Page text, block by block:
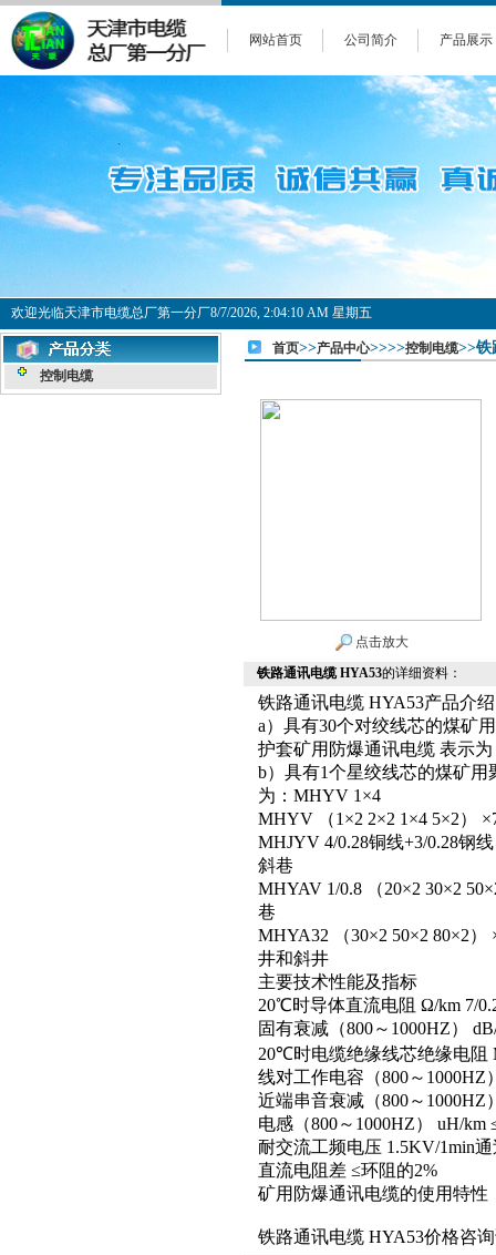
网站首页 公司简介 产品展示
欢迎光临天津市电缆总厂第一分厂8/7/2026, 2:04:10 AM 星期五
控制电缆
首页>>产品中心>>>>控制电缆>>铁
点击放大
铁路通讯电缆 HYA53的详细资料：
铁路通讯电缆 HYA53产品介
a）具有30个对绞线芯的煤矿
护套矿用防爆通讯电缆 表示
b）具有1个星绞线芯的煤矿
为：MHYV 1×4
MHYV （1×2 2×2 1×4 5×2）
MHJYV 4/0.28铜线+3/0.28钢
斜巷
MHYAV 1/0.8 （20×2 30×2
巷
MHYA32 （30×2 50×2 80×2
井和斜井
主要技术性能及指标
20℃时导体直流电阻 Ω/km 7/
固有衰减（800～1000HZ）
20℃时电缆绝缘线芯绝缘电阻
线对工作电容（800～1000HZ
近端串音衰减（800～1000HZ
电感（800～1000HZ） uH/km
耐交流工频电压 1.5KV/1min
直流电阻差 ≤环阻的2%
矿用防爆通讯电缆的使用特性
铁路通讯电缆 HYA53价格咨